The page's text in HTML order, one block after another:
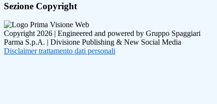
Sezione Copyright
Copyright 2026 | Engineered and powered by Gruppo Spaggiari
Parma S.p.A. | Divisione Publishing & New Social Media
Disclaimer trattamento dati personali